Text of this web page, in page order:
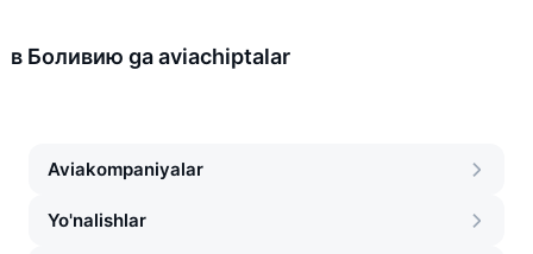
в Боливию ga aviachiptalar
Aviakompaniyalar
Yo'nalishlar